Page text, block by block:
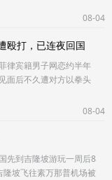
08-04
殴打，已连夜回国
律宾籍男子网恋约半年
面后不久遭对方以拳头
08-04
先到吉隆坡游玩一周后8
坡飞往素万那普机场被